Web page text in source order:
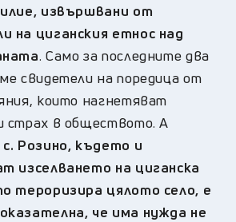
извършвани от
на циганския етнос над
. Само за последните два
свидетели на поредица от
които нагнетяват
страх в обществото. А
Розино, където и
изселването на циганска
тероризира цялото село, е
че има нужда не